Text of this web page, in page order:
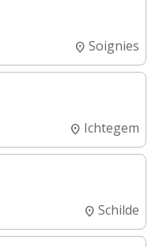
Soignies
Ichtegem
Schilde